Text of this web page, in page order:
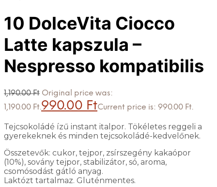
10 DolceVita Ciocco
Latte kapszula –
Nespresso kompatibilis
1,190.00Ft Original price was:
1,190.00 Ft.990.00 FtCurrent price is: 990.00 Ft.
Tejcsokoládé ízű instant italpor. Tökéletes reggeli a
gyerekeknek és minden tejcsokoládé-kedvelőnek.
Összetevők: cukor, tejpor, zsírszegény kakaópor
(10%), sovány tejpor, stabilizátor, só, aroma,
csomósodást gátló anyag.
Laktózt tartalmaz. Gluténmentes.